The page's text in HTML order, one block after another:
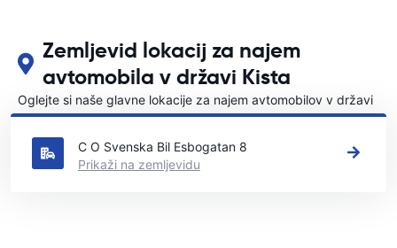
Zemljevid lokacij za najem
avtomobila v državi Kista
Oglejte si naše glavne lokacije za najem avtomobilov v državi
Kista
C O Svenska Bil Esbogatan 8
Prikaži na zemljevidu